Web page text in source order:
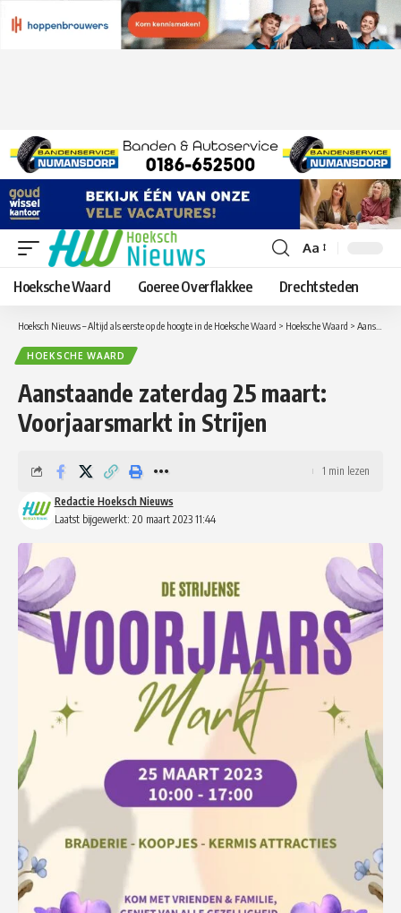
Lettergrootte
aanpassen
Aa
Hoeksche Waard Goeree Overflakkee Drechtsteden
Hoeksch Nieuws – Altijd als eerste op de hoogte in de Hoeksche Waard > Hoeksche Waard > Aanstaande zaterdag 25 maart: Voorjaarsmarkt in Strijen
HOEKSCHE WAARD
Aanstaande zaterdag 25 maart:
Voorjaarsmarkt in Strijen
Laatst bijgewerkt: 20 maart 2023 11:44
Redactie Hoeksch Nieuws
1 min lezen